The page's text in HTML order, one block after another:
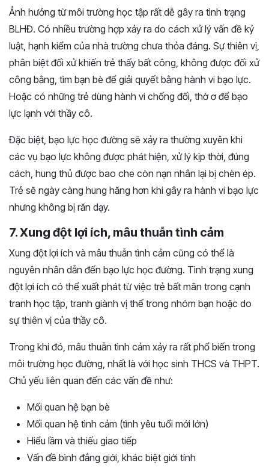
Ảnh hưởng từ môi trường học tập rất dễ gây ra tình trạng
BLHĐ. Có nhiều trường hợp xảy ra do cách xử lý vấn đề kỷ
luật, hạnh kiểm của nhà trường chưa thỏa đáng. Sự thiên vị,
phân biệt đối xử khiến trẻ thấy bất công, không được đối xử
công bằng, tìm bạn bè để giải quyết bằng hành vi bạo lực.
Hoặc có những trẻ dùng hành vi chống đối, thờ ơ để bạo
lực lạnh với thầy cô.
Đặc biệt, bạo lực học đường sẽ xảy ra thường xuyên khi
các vụ bạo lực không được phát hiện, xử lý kịp thời, đúng
cách, hung thủ được bao che còn nạn nhân lại bị chèn ép.
Trẻ sẽ ngày càng hung hăng hơn khi gây ra hành vi bạo lực
nhưng không bị răn dạy.
7. Xung đột lợi ích, mâu thuẫn tình cảm
Xung đột lợi ích và mâu thuẫn tình cảm cũng có thể là
nguyên nhân dẫn đến bạo lực học đường. Tình trạng xung
đột lợi ích có thể xuất phát từ việc trẻ bất mãn trong cạnh
tranh học tập, tranh giành vị thế trong nhóm bạn hoặc do
sự thiên vị của thầy cô.
Trong khi đó, mâu thuẫn tình cảm xảy ra rất phổ biến trong
môi trường học đường, nhất là với học sinh THCS và THPT.
Chủ yếu liên quan đến các vấn đề như:
Mối quan hệ bạn bè
Mối quan hệ tình cảm (tình yêu tuổi mới lớn)
Hiểu lầm và thiếu giao tiếp
Vấn đề bình đẳng giới, khác biệt giới tính